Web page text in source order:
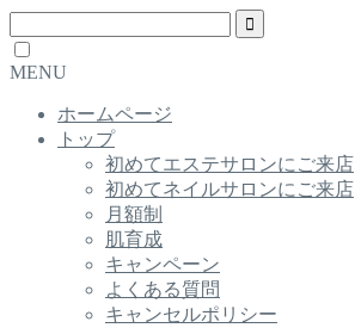
MENU
ホームページ
トップ
初めてエステサロンにご来店
初めてネイルサロンにご来店
月額制
肌育成
キャンペーン
よくある質問
キャンセルポリシー